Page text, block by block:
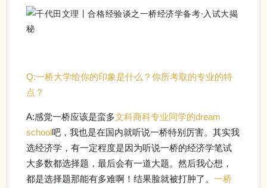
Q:一桥大学给你的印象是什么？你所考取的专业的特
点？
A:感觉一桥应该是蛮多文科商科专业同学的dream
school吧，我也是在国内就听说一桥特别厉害。其实我
选经济学，有一定程度是因为听说一桥的经济学笔试
大多数都选择题，最后会有一道大题。然后我心想，
都是选择题那能有多难啊！结果脸就被打肿了。一桥